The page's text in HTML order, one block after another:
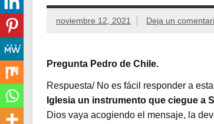
noviembre 12, 2021 Deja un
Pregunta Pedro de Chile.
Respuesta/ No es fácil responder a
Iglesia un instrumento que ciegue a
Dios vaya acogiendo el mensaje, la